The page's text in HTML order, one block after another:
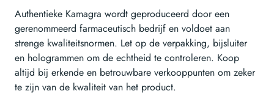
Authentieke Kamagra wordt geproduceerd door een
gerenommeerd farmaceutisch bedrijf en voldoet aan
strenge kwaliteitsnormen. Let op de verpakking, bijsluiter
en hologrammen om de echtheid te controleren. Koop
altijd bij erkende en betrouwbare verkooppunten om zeker
te zijn van de kwaliteit van het product.